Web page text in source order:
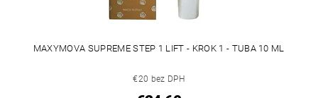
MAXYMOVA SUPREME STEP 1 LIFT - KROK 1 - TUBA 10 ML
€20 bez DPH